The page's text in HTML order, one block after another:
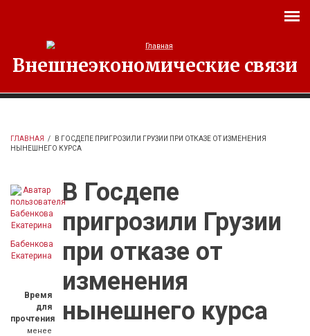
Внешнеэкономические связи
ГЛАВНАЯ /
В ГОСДЕПЕ ПРИГРОЗИЛИ ГРУЗИИ ПРИ ОТКАЗЕ ОТ ИЗМЕНЕНИЯ
НЫНЕШНЕГО КУРСА
Бабенкова
Екатерина
Время
для
прочтения
менее
В Госдепе
пригрозили Грузии
при отказе от
изменения
нынешнего курса